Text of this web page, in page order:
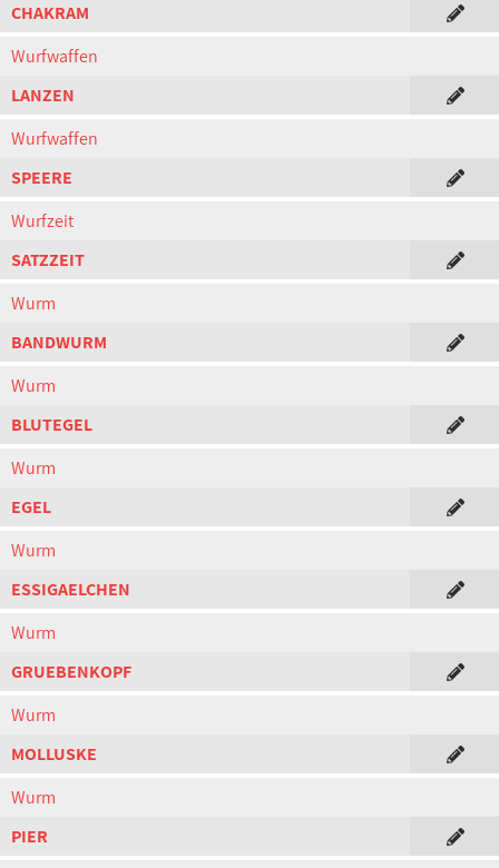
CHAKRAM
Wurfwaffen
LANZEN
Wurfwaffen
SPEERE
Wurfzeit
SATZZEIT
Wurm
BANDWURM
Wurm
BLUTEGEL
Wurm
EGEL
Wurm
ESSIGAELCHEN
Wurm
GRUEBENKOPF
Wurm
MOLLUSKE
Wurm
PIER